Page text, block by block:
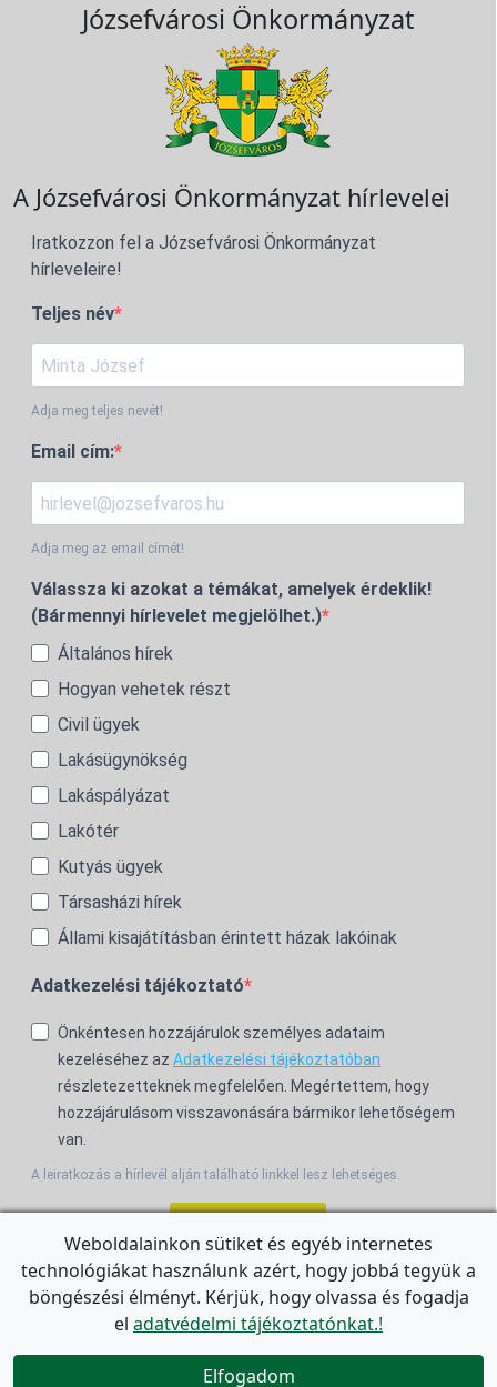
Józsefvárosi Önkormányzat
A Józsefvárosi Önkormányzat hírlevelei
Iratkozzon fel a Józsefvárosi Önkormányzat
hírleveleire!
Teljes név
Adja meg teljes nevét!
Email cím:
Adja meg az email címét!
Válassza ki azokat a témákat, amelyek érdeklik!
(Bármennyi hírlevelet megjelölhet.)
Általános hírek
Hogyan vehetek részt
Civil ügyek
Lakásügynökség
Lakáspályázat
Lakótér
Kutyás ügyek
Társasházi hírek
Állami kisajátításban érintett házak lakóinak
Adatkezelési tájékoztató
Önkéntesen hozzájárulok személyes adataim
kezeléséhez az Adatkezelési tájékoztatóban
részletezetteknek megfelelően. Megértettem, hogy
hozzájárulásom visszavonására bármikor lehetőségem
van.
A leiratkozás a hírlevél alján található linkkel lesz lehetséges.
For the English Newsletter, clickHERE.

Weboldalainkon sütiket és egyéb internetes
technológiákat használunk azért, hogy jobbá tegyük a
böngészési élményt. Kérjük, hogy olvassa és fogadja
el adatvédelmi tájékoztatónkat.!
Elfogadom